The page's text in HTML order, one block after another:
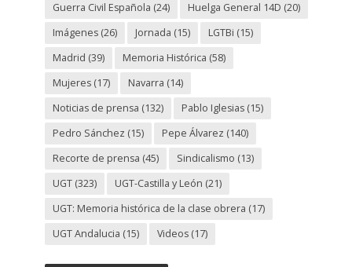
Guerra Civil Española (24) Huelga General 14D (20)
Imágenes(26) Jornada (15) LGTBi (15)
Madrid (39) Memoria Histórica (58)
Mujeres(17) Navarra (14)
Noticias de prensa (132) Pablo Iglesias(15)
Pedro Sánchez (15) Pepe Álvarez (140)
Recorte de prensa (45) Sindicalismo (13)
UGT(323) UGT-Castilla y León (21)
UGT: Memoria histórica de la clase obrera (17)
UGT Andalucia (15) Videos(17)